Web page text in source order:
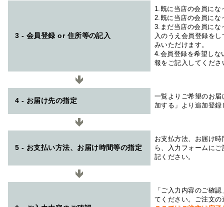
3 - 会員登録 or 住所等の記入
1.既に当店の会員にな
2.既に当店の会員にな
3.まだ当店の会員にな
入のうえ会員登録を
みいただけます。
4.会員登録を希望しな
報をご記入してくださ
4 - お届け先の指定
一覧よりご希望のお
加する」より追加登
5 - お支払い方法、お届け時間等の指定
お支払方法、お届け
ら、入力フォームに
記ください。
「ご入力内容のご確
てください。ご注文